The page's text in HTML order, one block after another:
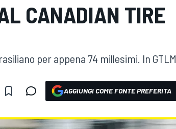
CANADIAN TIRE
per appena 74 millesimi. In GTLM
AGGIUNGI COME FONTE PREFERITA